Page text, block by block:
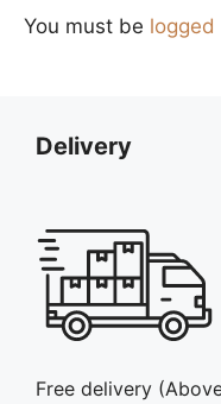
You must be logged
Delivery
Free delivery